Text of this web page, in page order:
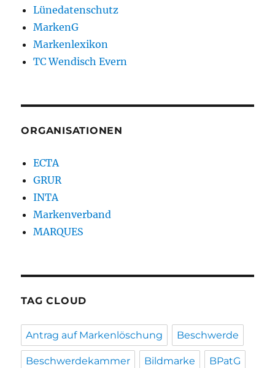
Lünedatenschutz
MarkenG
Markenlexikon
TC Wendisch Evern
ORGANISATIONEN
ECTA
GRUR
INTA
Markenverband
MARQUES
TAG CLOUD
Antrag auf Markenlöschung Beschwerde
Beschwerdekammer Bildmarke BPatG